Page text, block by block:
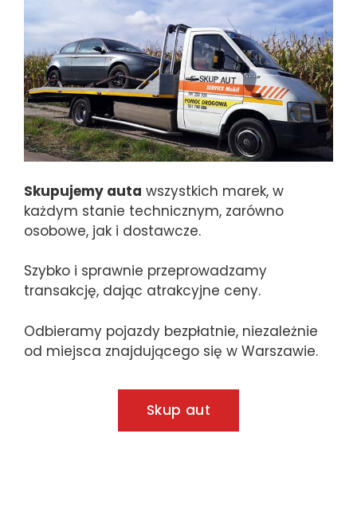
Skupujemy auta wszystkich marek, w
każdym stanie technicznym, zarówno
osobowe, jak i dostawcze.
Szybko i sprawnie przeprowadzamy
transakcję, dając atrakcyjne ceny.
Odbieramy pojazdy bezpłatnie, niezależnie
od miejsca znajdującego się w Warszawie.
Skup aut